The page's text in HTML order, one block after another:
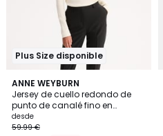
Plus Size disponible
ANNE WEYBURN
Jersey de cuello redondo de
punto de canalé fino en
mezcla de lana
desde
59.99 €
4,7
/ 5
2
Colores